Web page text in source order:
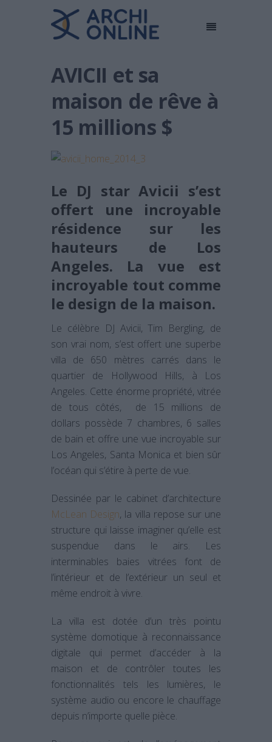
AVICII et sa
maison de rêve à
15 millions $
Le DJ star Avicii s’est
offert une incroyable
résidence sur les
hauteurs de Los
Angeles. La vue est
incroyable tout comme
le design de la maison.
Le célèbre DJ Avicii, Tim Bergling, de
son vrai nom, s’est offert une superbe
villa de 650 mètres carrés dans le
quartier de Hollywood Hills, à Los
Angeles. Cette énorme propriété, vitrée
de tous côtés, de 15 millions de
dollars possède 7 chambres, 6 salles
de bain et offre une vue incroyable sur
Los Angeles, Santa Monica et bien sûr
l’océan qui s’étire à perte de vue.
Dessinée par le cabinet d’architecture
McLean Design, la villa repose sur une
structure qui laisse imaginer qu’elle est
suspendue dans le airs. Les
interminables baies vitrées font de
l’intérieur et de l’extérieur un seul et
même endroit à vivre.
La villa est dotée d’un très pointu
système domotique à reconnaissance
digitale qui permet d’accéder à la
maison et de contrôler toutes les
fonctionnalités tels les lumières, le
système audio ou encore le chauffage
depuis n’importe quelle pièce.